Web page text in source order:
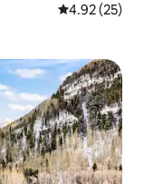
औसत रेटिंग 5 में
4.92 (25)